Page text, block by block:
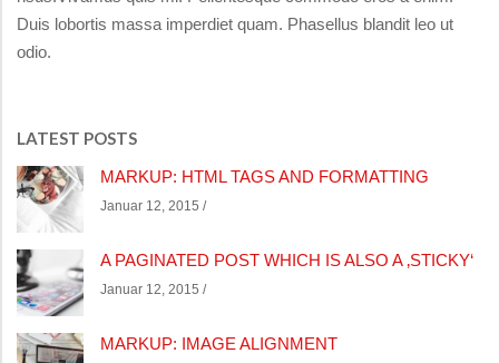
Duis lobortis massa imperdiet quam. Phasellus blandit leo ut
odio.
LATEST POSTS
MARKUP: HTML TAGS AND FORMATTING
Januar 12, 2015 /
A PAGINATED POST WHICH IS ALSO A ‚STICKY‘
Januar 12, 2015 /
MARKUP: IMAGE ALIGNMENT